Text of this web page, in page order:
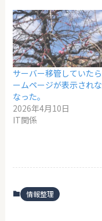
サーバー移管していた
ームページが表示されな
なった。
2026年4月10日
IT関係
情報整理